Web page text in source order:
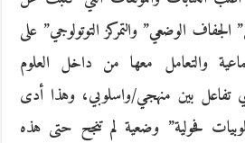
الوضعي” والتمركز التوتولوجي” على
والتعامل معها من داخل العلوم
تفاعل بين منهجي/واسلوبي، وهذا أدى
فحولية” وضعية لم تنجح حتى هذه